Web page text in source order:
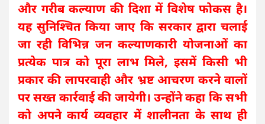
और गरीब कल्याण की दिशा में विशेष फोकस है।
यह सुनिश्चित किया जाए कि सरकार द्वारा चलाई
जा रही विभिन्न जन कल्याणकारी योजनाओं का
प्रत्येक पात्र को पूरा लाभ मिले, इसमें किसी भी
प्रकार की लापरवाही और भ्रष्ट आचरण करने वालों
पर सख्त कार्रवाई की जायेगी। उन्होंने कहा कि सभी
को अपने कार्य व्यवहार में शालीनता के साथ ही